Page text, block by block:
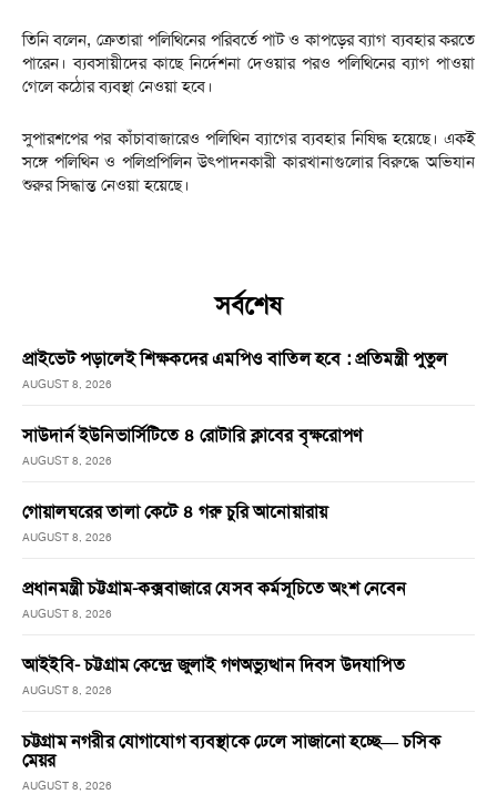
তিনি বলেন, ক্রেতারা পলিথিনের পরিবর্তে পাট ও কাপড়ের ব্যাগ ব্যবহার করতে
পারেন। ব্যবসায়ীদের কাছে নির্দেশনা দেওয়ার পরও পলিথিনের ব্যাগ পাওয়া
গেলে কঠোর ব্যবস্থা নেওয়া হবে।
সুপারশপের পর কাঁচাবাজারেও পলিথিন ব্যাগের ব্যবহার নিষিদ্ধ হয়েছে। একই
সঙ্গে পলিথিন ও পলিপ্রপিলিন উৎপাদনকারী কারখানাগুলোর বিরুদ্ধে অভিযান
শুরুর সিদ্ধান্ত নেওয়া হয়েছে।
সর্বশেষ
প্রাইভেট পড়ালেই শিক্ষকদের এমপিও বাতিল হবে : প্রতিমন্ত্রী পুতুল
AUGUST 8, 2026
সাউদার্ন ইউনিভার্সিটিতে ৪ রোটারি ক্লাবের বৃক্ষরোপণ
AUGUST 8, 2026
গোয়ালঘরের তালা কেটে ৪ গরু চুরি আনোয়ারায়
AUGUST 8, 2026
প্রধানমন্ত্রী চট্টগ্রাম-কক্সবাজারে যেসব কর্মসূচিতে অংশ নেবেন
AUGUST 8, 2026
আইইবি- চট্টগ্রাম কেন্দ্রে জুলাই গণঅভ্যুত্থান দিবস উদযাপিত
AUGUST 8, 2026
চট্টগ্রাম নগরীর যোগাযোগ ব্যবস্থাকে ঢেলে সাজানো হচ্ছে— চসিক
মেয়র
AUGUST 8, 2026